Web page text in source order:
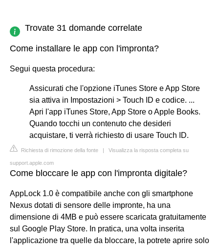
Trovate 31 domande correlate
Come installare le app con l'impronta?
Segui questa procedura:
Assicurati che l'opzione iTunes Store e App Store
sia attiva in Impostazioni > Touch ID e codice. ...
Apri l'app iTunes Store, App Store o Apple Books.
Quando tocchi un contenuto che desideri
acquistare, ti verrà richiesto di usare Touch ID.
Richiesta di rimozione della fonte | Visualizza la risposta completa su
support.apple.com
Come bloccare le app con l'impronta digitale?
AppLock 1.0 è compatibile anche con gli smartphone
Nexus dotati di sensore delle impronte, ha una
dimensione di 4MB e può essere scaricata gratuitamente
sul Google Play Store. In pratica, una volta inserita
l'applicazione tra quelle da bloccare, la potrete aprire solo